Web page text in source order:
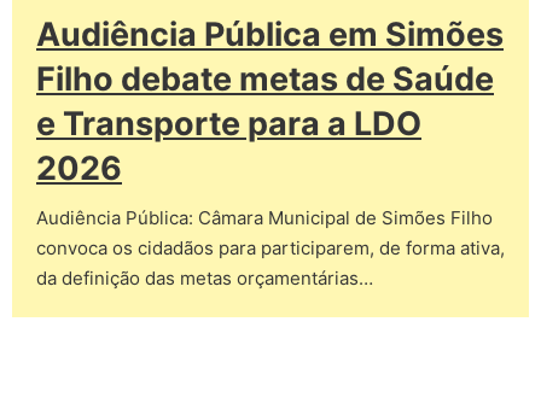
Audiência Pública em Simões
Filho debate metas de Saúde
e Transporte para a LDO
2026
Audiência Pública: Câmara Municipal de Simões Filho
convoca os cidadãos para participarem, de forma ativa,
da definição das metas orçamentárias…